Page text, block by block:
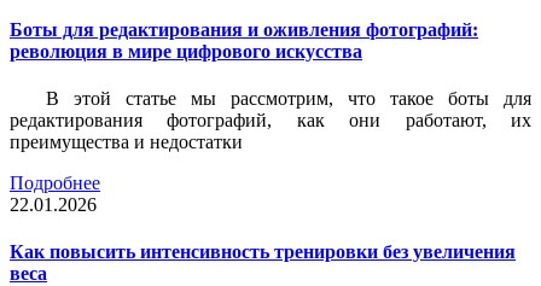
Боты для редактирования и оживления фотографий:
революция в мире цифрового искусства
В этой статье мы рассмотрим, что такое боты для
редактирования фотографий, как они работают, их
преимущества и недостатки
Подробнее
22.01.2026
Как повысить интенсивность тренировки без увеличения
веса